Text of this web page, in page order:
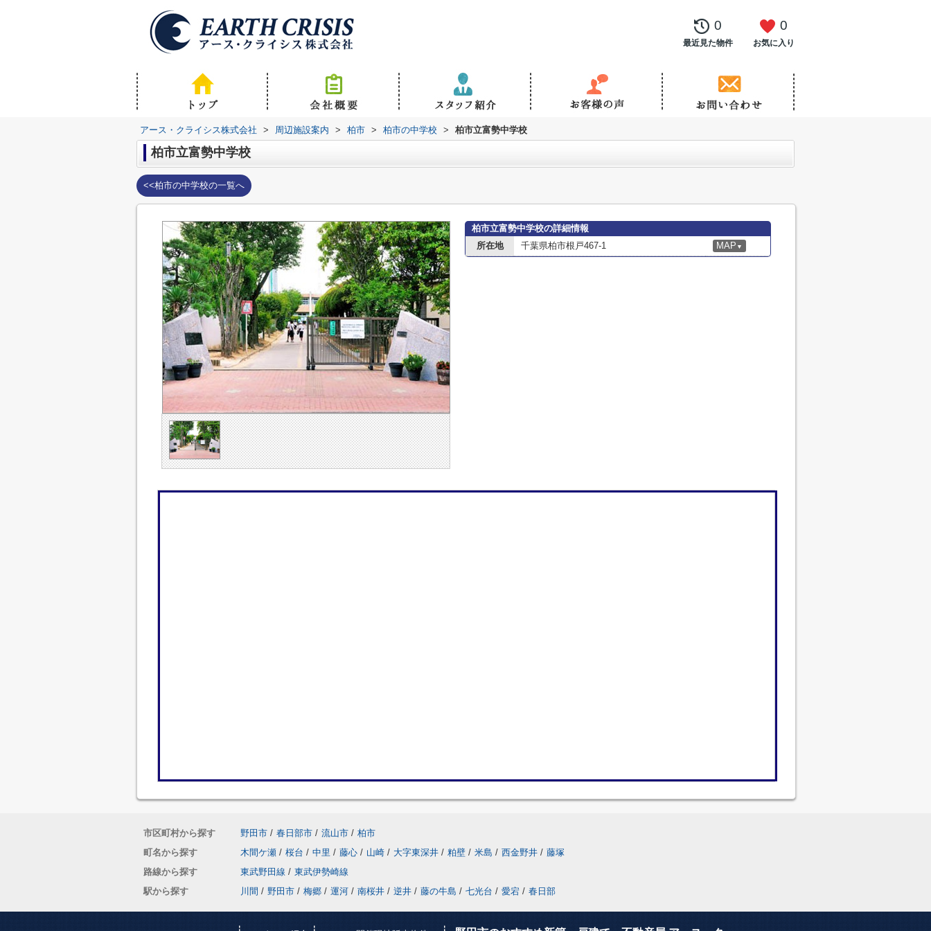
0
最近見た物件
0
お気に入り
アース・クライシス株式会社 > 周辺施設案内 > 柏市 > 柏市の中学校 > 柏市立富勢中学校
柏市立富勢中学校
<<柏市の中学校の一覧へ
柏市立富勢中学校の詳細情報
所在地
千葉県柏市根戸467-1 MAP ▼
市区町村から探す 野田市 / 春日部市 / 流山市 / 柏市
町名から探す
木間ケ瀬 / 桜台 / 中里 / 藤心 / 山崎 / 大字東深井 / 粕壁 / 米島 / 西金野井 / 藤塚
路線から探す
東武野田線 / 東武伊勢崎線
駅から探す
川間 / 野田市 / 梅郷 / 運河 / 南桜井 / 逆井 / 藤の牛島 / 七光台 / 愛宕 / 春日部